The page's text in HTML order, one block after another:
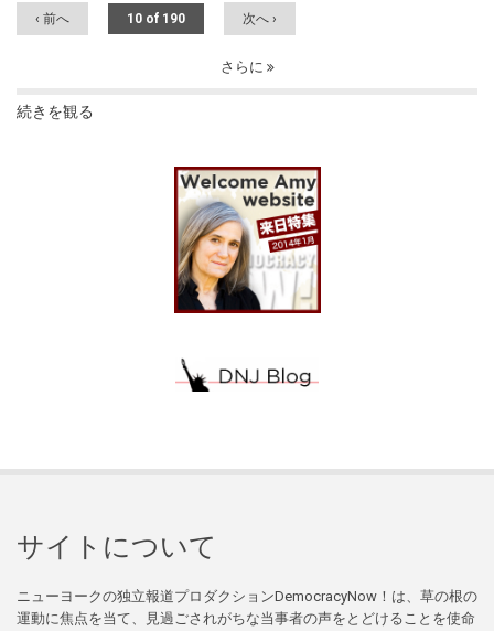
‹ 前へ 10 of 190 次へ ›
さらに
続きを観る
サイトについて
ニューヨークの独立報道プロダクションDemocracyNow！は、草の根の
運動に焦点を当て、見過ごされがちな当事者の声をとどけることを使命